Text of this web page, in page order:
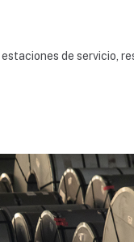
de servicio,